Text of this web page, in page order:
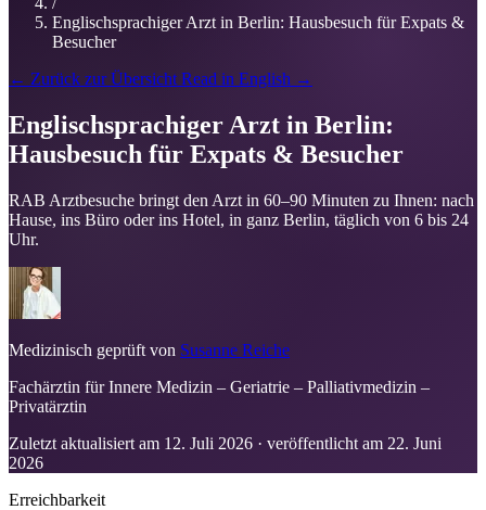
Englischsprachiger Arzt in Berlin: Hausbesuch für Expats &
Besucher
← Zurück zur Übersicht Read in English →
Englischsprachiger Arzt in Berlin:
Hausbesuch für Expats & Besucher
RAB Arztbesuche bringt den Arzt in 60–90 Minuten zu Ihnen: nach
Hause, ins Büro oder ins Hotel, in ganz Berlin, täglich von 6 bis 24
Uhr.
Medizinisch geprüft von Susanne Reiche
Fachärztin für Innere Medizin – Geriatrie – Palliativmedizin –
Privatärztin
Zuletzt aktualisiert am 12. Juli 2026 · veröffentlicht am 22. Juni
2026
Erreichbarkeit